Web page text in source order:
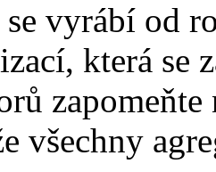
se vyrábí od
která se
všechny